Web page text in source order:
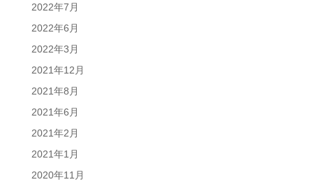
2022年7月
2022年6月
2022年3月
2021年12月
2021年8月
2021年6月
2021年2月
2021年1月
2020年11月